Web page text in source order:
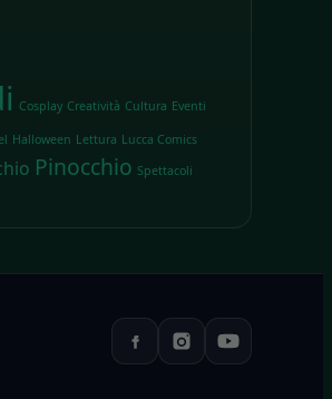
Cosplay Creatività Cultura Eventi
Halloween Lettura Lucca Comics
Pinocchio Spettacoli